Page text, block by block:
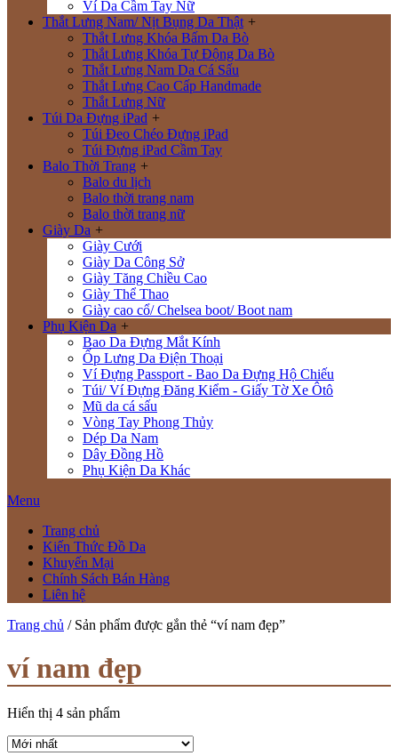
Ví Da Cầm Tay Nữ
Thắt Lưng Nam/ Nịt Bụng Da Thật +
Thắt Lưng Khóa Bấm Da Bò
Thắt Lưng Khóa Tự Động Da Bò
Thắt Lưng Nam Da Cá Sấu
Thắt Lưng Cao Cấp Handmade
Thắt Lưng Nữ
Túi Da Đựng iPad +
Túi Đeo Chéo Đựng iPad
Túi Đựng iPad Cầm Tay
Balo Thời Trang +
Balo du lịch
Balo thời trang nam
Balo thời trang nữ
Giày Da +
Giày Cưới
Giày Da Công Sở
Giày Tăng Chiều Cao
Giày Thể Thao
Giày cao cổ/ Chelsea boot/ Boot nam
Phụ Kiện Da +
Bao Da Đựng Mắt Kính
Ốp Lưng Da Điện Thoại
Ví Đựng Passport - Bao Da Đựng Hộ Chiếu
Túi/ Ví Đựng Đăng Kiểm - Giấy Tờ Xe Ôtô
Mũ da cá sấu
Vòng Tay Phong Thủy
Dép Da Nam
Dây Đồng Hồ
Phụ Kiện Da Khác
Menu
Trang chủ
Kiến Thức Đồ Da
Khuyến Mại
Chính Sách Bán Hàng
Liên hệ
Trang chủ / Sản phẩm được gắn thẻ “ví nam đẹp”
ví nam đẹp
Hiển thị 4 sản phẩm